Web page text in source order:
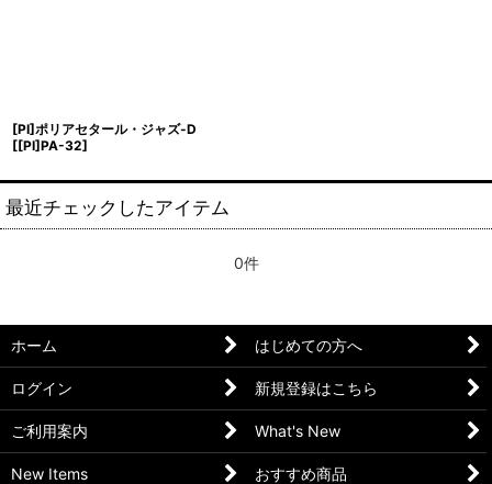
[PI]ポリアセタール・ジャズ-D
[[PI]PA-32]
最近チェックしたアイテム
0件
ホーム はじめての方へ
ログイン 新規登録はこちら
ご利用案内 What's New
New Items おすすめ商品